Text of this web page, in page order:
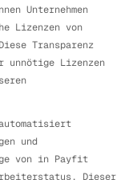
Unternehmen
Lizenzen von
Transparenz
Lizenzen
und
von in Payfit
Dieser